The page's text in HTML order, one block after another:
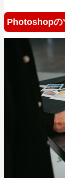
Photoshopの